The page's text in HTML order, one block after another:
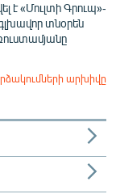
է «Մուլտի Գրուպ»-
տնօրեն
արխիվը